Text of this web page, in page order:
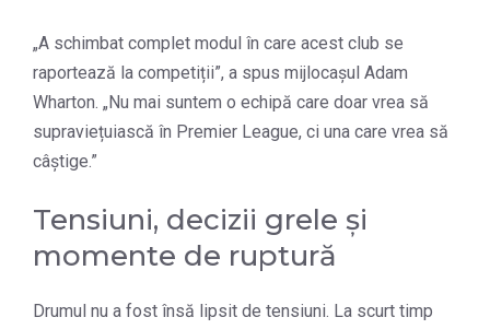
„A schimbat complet modul în care acest club se
raportează la competiții”, a spus mijlocașul Adam
Wharton. „Nu mai suntem o echipă care doar vrea să
supraviețuiască în Premier League, ci una care vrea să
câștige.”
Tensiuni, decizii grele și
momente de ruptură
Drumul nu a fost însă lipsit de tensiuni. La scurt timp